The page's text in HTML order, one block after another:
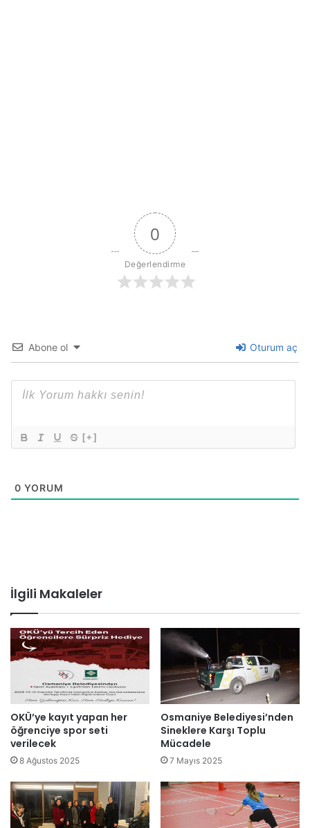
0
Değerlendirme
Abone ol Oturum aç
[+]
0 YORUM
İlgili Makaleler
OKÜ’ye kayıt yapan her
öğrenciye spor seti
verilecek
8 Ağustos 2025
Osmaniye Belediyesi’nden
Sineklere Karşı Toplu
Mücadele
7 Mayıs 2025